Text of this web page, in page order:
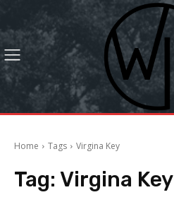
Home Tags Virgina Key
Tag: Virgina Key